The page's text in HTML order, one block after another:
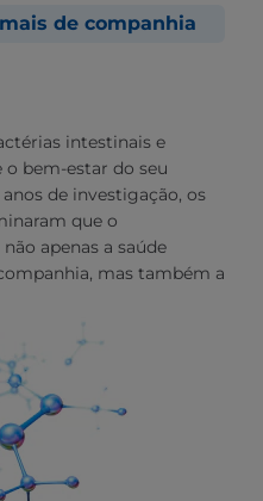
de companhia
intestinais e
bem-estar do seu
de investigação, os
que o
apenas a saúde
mas também a